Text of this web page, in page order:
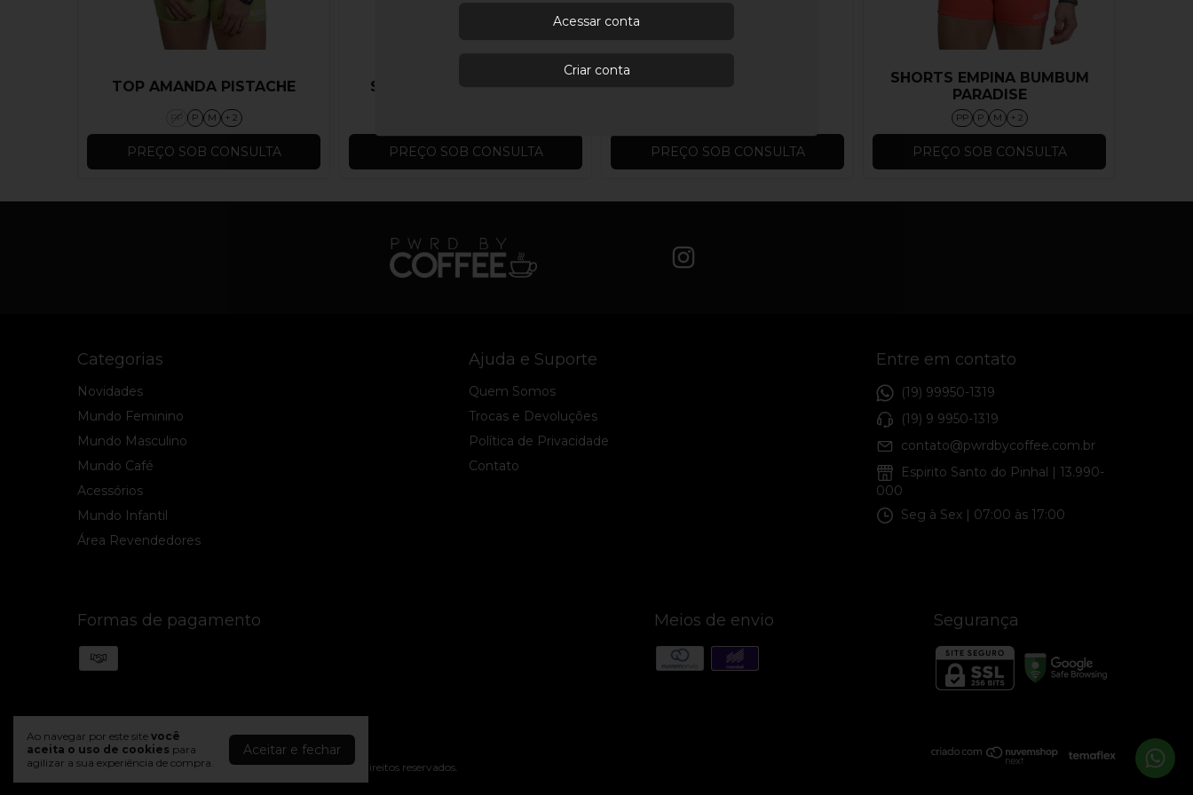
Ao navegar por este site você
aceita o uso de cookies para
agilizar a sua experiência de compra.
Aceitar e fechar
TOP AMANDA PISTACHE
PP P M + 2
PREÇO SOB CONSULTA
SHORTS THALI PISTACHE
PREÇO SOB CONSULTA PREÇO SOB CONSULTA
SHORTS EMPINA BUMBUM
PARADISE
PP P M + 2
PREÇO SOB CONSULTA
Categorias
Novidades
Mundo Feminino
Mundo Masculino
Mundo Café
Acessórios
Mundo Infantil
Área Revendedores
Ajuda e Suporte
Quem Somos
Trocas e Devoluções
Política de Privacidade
Contato
Entre em contato
(19) 99950-1319
(19) 9 9950-1319
contato@pwrdbycoffee.com.br
Espirito Santo do Pinhal | 13.990-
000
Seg à Sex | 07:00 às 17:00
Formas de pagamento Meios de envio Segurança
PWRD By Coffee B2B
©2026. Powered By Coffee - 10925194000190. Todos os direitos reservados.
Acessar conta
Criar conta